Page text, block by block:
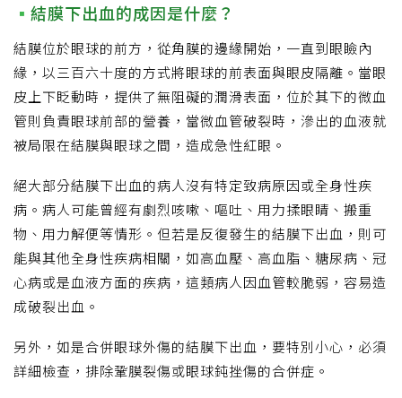
結膜下出血的成因是什麼？
結膜位於眼球的前方，從角膜的邊緣開始，一直到眼瞼內
緣，以三百六十度的方式將眼球的前表面與眼皮隔離。當眼
皮上下眨動時，提供了無阻礙的潤滑表面，位於其下的微血
管則負責眼球前部的營養，當微血管破裂時，滲出的血液就
被局限在結膜與眼球之間，造成急性紅眼。
絕大部分結膜下出血的病人沒有特定致病原因或全身性疾
病。病人可能曾經有劇烈咳嗽、嘔吐、用力揉眼睛、搬重
物、用力解便等情形。但若是反復發生的結膜下出血，則可
能與其他全身性疾病相關，如高血壓、高血脂、糖尿病、冠
心病或是血液方面的疾病，這類病人因血管較脆弱，容易造
成破裂出血。
另外，如是合併眼球外傷的結膜下出血，要特別小心，必須
詳細檢查，排除鞏膜裂傷或眼球鈍挫傷的合併症。